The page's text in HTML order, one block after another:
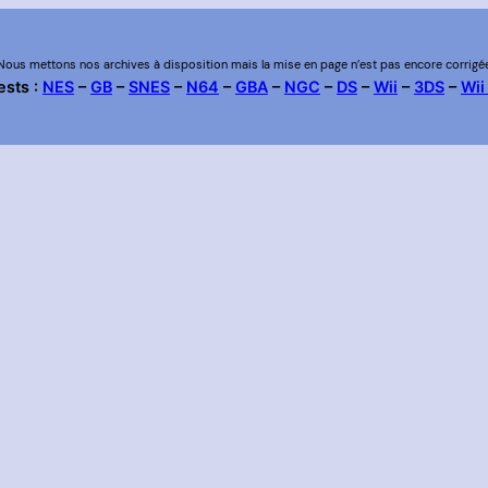
mettons nos archives à disposition mais la mise en page n’est pas encore
: NES–GB–SNES– N64 –GBA– NGC – DS–Wii – 3DS–Wii